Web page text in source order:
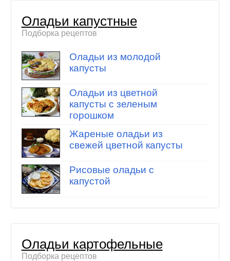
Оладьи капустные
Подборка рецептов
Оладьи из молодой
капусты
Оладьи из цветной
капусты с зеленым
горошком
Жареные оладьи из
свежей цветной капусты
Рисовые оладьи с
капустой
Оладьи картофельные
Подборка рецептов